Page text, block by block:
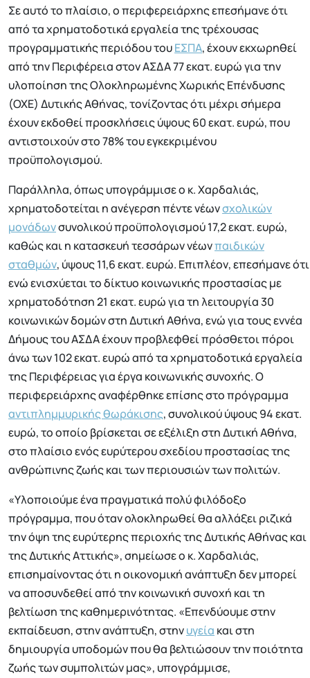
Σε αυτό το πλαίσιο, ο περιφερειάρχης επεσήμανε ότι
από τα χρηματοδοτικά εργαλεία της τρέχουσας
προγραμματικής περιόδου τουΕΣΠΑ, έχουν εκχωρηθεί
από την Περιφέρεια στον ΑΣΔΑ 77 εκατ. ευρώ για την
υλοποίηση της Ολοκληρωμένης Χωρικής Επένδυσης
(ΟΧΕ) Δυτικής Αθήνας, τονίζοντας ότι μέχρι σήμερα
έχουν εκδοθεί προσκλήσεις ύψους 60 εκατ. ευρώ, που
αντιστοιχούν στο 78% του εγκεκριμένου
προϋπολογισμού.
Παράλληλα, όπως υπογράμμισε ο κ. Χαρδαλιάς,
χρηματοδοτείται η ανέγερση πέντε νέωνσχολικών
μονάδωνσυνολικού προϋπολογισμού 17,2 εκατ. ευρώ,
καθώς και η κατασκευή τεσσάρων νέωνπαιδικών
σταθμών, ύψους 11,6 εκατ. ευρώ. Επιπλέον, επεσήμανε ότι
ενώ ενισχύεται το δίκτυο κοινωνικής προστασίας με
χρηματοδότηση 21 εκατ. ευρώ για τη λειτουργία 30
κοινωνικών δομών στη Δυτική Αθήνα, ενώ για τους εννέα
Δήμους του ΑΣΔΑ έχουν προβλεφθεί πρόσθετοι πόροι
άνω των 102 εκατ. ευρώ από τα χρηματοδοτικά εργαλεία
της Περιφέρειας για έργα κοινωνικής συνοχής. Ο
περιφερειάρχης αναφέρθηκε επίσης στο πρόγραμμα
αντιπλημμυρικής θωράκισης, συνολικού ύψους 94 εκατ.
ευρώ, το οποίο βρίσκεται σε εξέλιξη στη Δυτική Αθήνα,
στο πλαίσιο ενός ευρύτερου σχεδίου προστασίας της
ανθρώπινης ζωής και των περιουσιών των πολιτών.
«Υλοποιούμε ένα πραγματικά πολύ φιλόδοξο
πρόγραμμα, που όταν ολοκληρωθεί θα αλλάξει ριζικά
την όψη της ευρύτερης περιοχής της Δυτικής Αθήνας και
της Δυτικής Αττικής», σημείωσε ο κ. Χαρδαλιάς,
επισημαίνοντας ότι η οικονομική ανάπτυξη δεν μπορεί
να αποσυνδεθεί από την κοινωνική συνοχή και τη
βελτίωση της καθημερινότητας. «Επενδύουμε στην
εκπαίδευση, στην ανάπτυξη, στηνυγεία και στη
δημιουργία υποδομών που θα βελτιώσουν την ποιότητα
ζωής των συμπολιτών μας», υπογράμμισε,